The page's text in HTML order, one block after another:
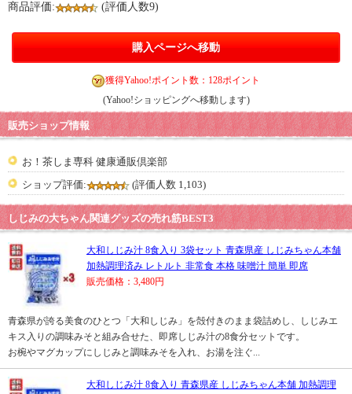
商品評価: (評価人数9)
購入ページへ移動
獲得Yahoo!ポイント数：128ポイント
(Yahoo!ショッピングへ移動します)
販売ショップ情報
お！茶しま専科 健康通販倶楽部
ショップ評価:
(評価人数 1,103)
しじみの大ちゃん関連グッズの売れ筋BEST3
大和しじみ汁 8食入り 3袋セット 青森県産 しじみちゃん本舗
加熱調理済み レトルト 非常食 本格 味噌汁 簡単 即席
販売価格：3,480円
青森県が誇る美食のひとつ「大和しじみ」を殻付きのまま袋詰めし、しじみエ
キス入りの調味みそと組み合せた、即席しじみ汁の8食分セットです。
お椀やマグカップにしじみと調味みそを入れ、お湯を注ぐ...
大和しじみ汁 8食入り 青森県産 しじみちゃん本舗 加熱調理